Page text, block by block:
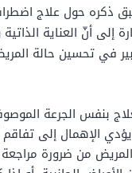
ذكره حول علاج
إلى أنّ العناية
في تحسين حالة
بنفس الجرعة
الإهمال إلى
من ضرورة